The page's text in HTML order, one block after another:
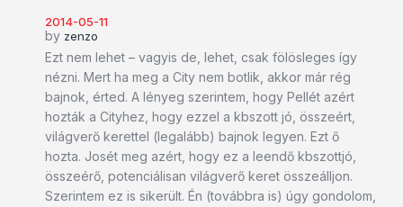
2014-05-11
by zenzo
Ezt nem lehet – vagyis de, lehet, csak fölösleges így
nézni. Mert ha meg a City nem botlik, akkor már rég
bajnok, érted. A lényeg szerintem, hogy Pellét azért
hozták a Cityhez, hogy ezzel a kbszott jó, összeért,
világverő kerettel (legalább) bajnok legyen. Ezt ő
hozta. Josét meg azért, hogy ez a leendő kbszottjó,
összeérő, potenciálisan világverő keret összeálljon.
Szerintem ez is sikerült. Én (továbbra is) úgy gondolom,